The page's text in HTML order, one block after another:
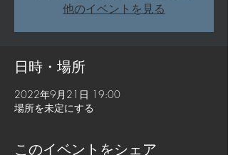
他のイベントを見る
日時・場所
2022年9月21日 19:00
場所を未定にする
このイベントをシェア